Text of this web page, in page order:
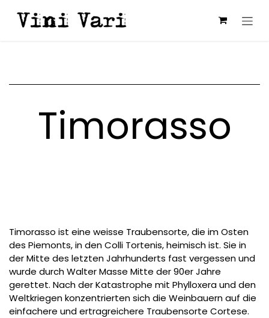
Timorasso
Timorasso ist eine weisse Traubensorte, die im Osten
des Piemonts, in den Colli Tortenis, heimisch ist. Sie in
der Mitte des letzten Jahrhunderts fast vergessen und
wurde durch Walter Masse Mitte der 90er Jahre
gerettet. Nach der Katastrophe mit Phylloxera und den
Weltkriegen konzentrierten sich die Weinbauern auf die
einfachere und ertragreichere Traubensorte Cortese.